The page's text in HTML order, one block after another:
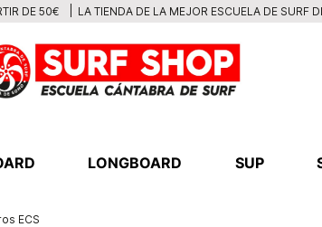
DE 50€ LA TIENDA DE LA MEJOR ESCUELA DE SURF
LONGBOARD SUP
ECS